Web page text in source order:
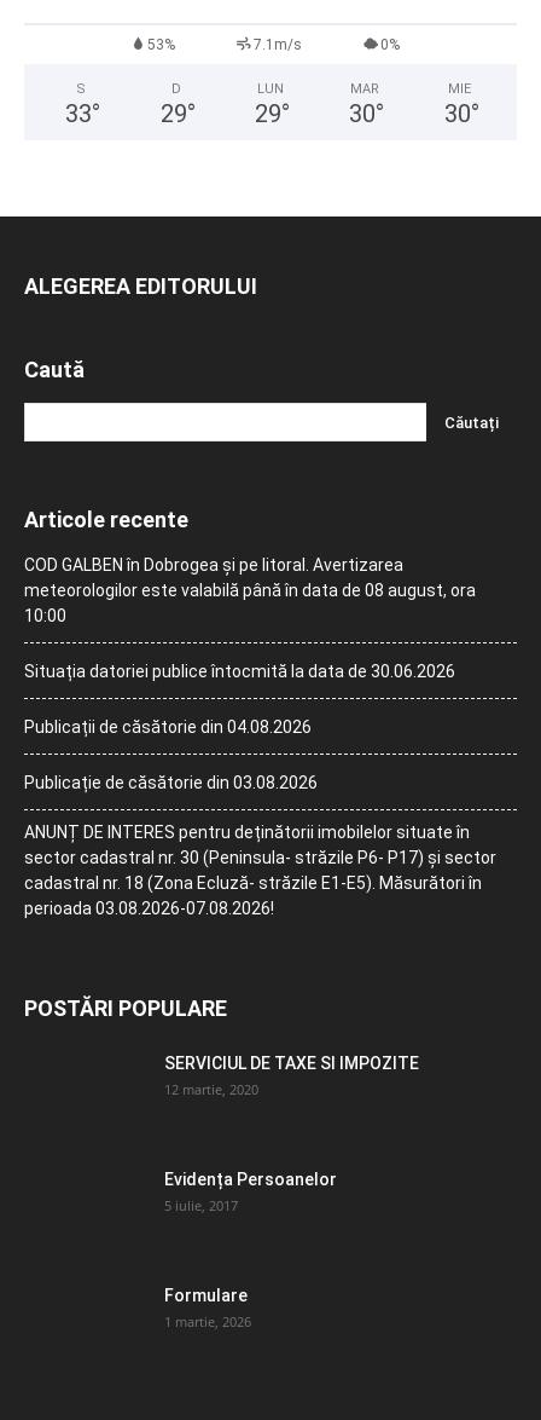
53% 7.1m/s 0%
S
33°
D
29°
LUN
29°
MAR
30°
MIE
30°
ALEGEREA EDITORULUI
Caută
Articole recente
COD GALBEN în Dobrogea și pe litoral. Avertizarea
meteorologilor este valabilă până în data de 08 august, ora
10:00
Situația datoriei publice întocmită la data de 30.06.2026
Publicații de căsătorie din 04.08.2026
Publicație de căsătorie din 03.08.2026
ANUNȚ DE INTERES pentru deținătorii imobilelor situate în
sector cadastral nr. 30 (Peninsula- străzile P6- P17) și sector
cadastral nr. 18 (Zona Ecluză- străzile E1-E5). Măsurători în
perioada 03.08.2026-07.08.2026!
POSTĂRI POPULARE
SERVICIUL DE TAXE SI IMPOZITE
12 martie, 2020
Evidența Persoanelor
5 iulie, 2017
Formulare
1 martie, 2026